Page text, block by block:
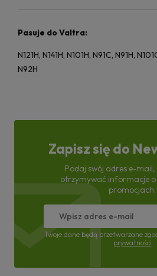
Pasuje do Valtra:
N121H, N141H, N101H, N91C, N91H,
N92H
Zapisz się do
Podaj swój adres e-mail,
otrzymywać informacje o
promocjach.
Twoje dane będą przetwarzane
prywatności